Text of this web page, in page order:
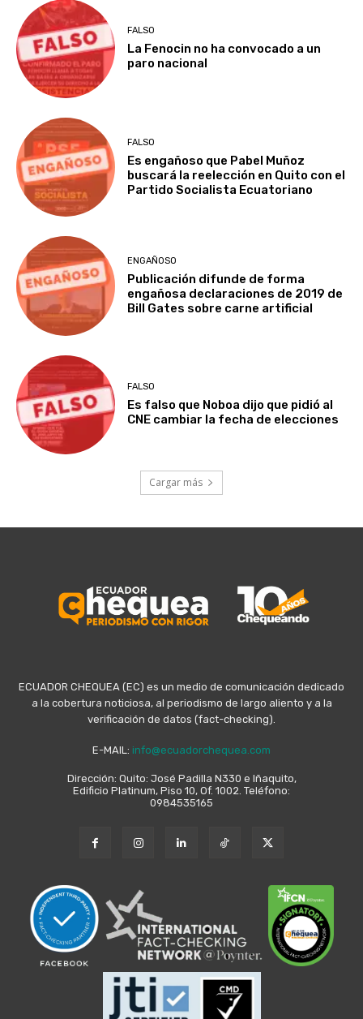
FALSO
La Fenocin no ha convocado a un
paro nacional
FALSO
Es engañoso que Pabel Muñoz
buscará la reelección en Quito con el
Partido Socialista Ecuatoriano
ENGAÑOSO
Publicación difunde de forma
engañosa declaraciones de 2019 de
Bill Gates sobre carne artificial
FALSO
Es falso que Noboa dijo que pidió al
CNE cambiar la fecha de elecciones
Cargar más
ECUADOR CHEQUEA (EC) es un medio de comunicación dedicado
a la cobertura noticiosa, al periodismo de largo aliento y a la
verificación de datos (fact-checking).
E-MAIL: info@ecuadorchequea.com
Dirección: Quito: José Padilla N330 e Iñaquito,
Edificio Platinum, Piso 10, Of. 1002. Teléfono:
0984535165